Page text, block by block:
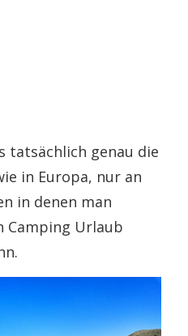
tatsächlich genau die
in Europa, nur an
in denen man
Camping Urlaub